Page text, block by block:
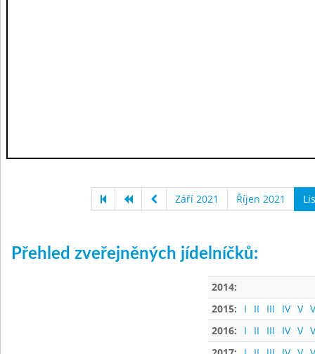
Září 2021 Říjen 2021
Přehled zveřejněných jídelníčků:
2014:
2015:
I II III IV V
2016:
I II III IV V